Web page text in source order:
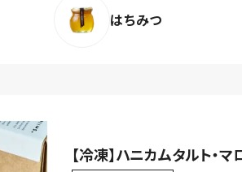
はちみつ
【冷凍】ハニカムタルト・